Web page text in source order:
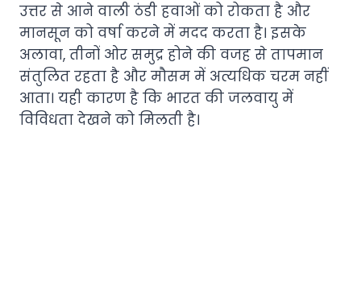
उत्तर से आने वाली ठंडी हवाओं को रोकता है और
मानसून को वर्षा करने में मदद करता है। इसके
अलावा, तीनों ओर समुद्र होने की वजह से तापमान
संतुलित रहता है और मौसम में अत्यधिक चरम नहीं
आता। यही कारण है कि भारत की जलवायु में
विविधता देखने को मिलती है।